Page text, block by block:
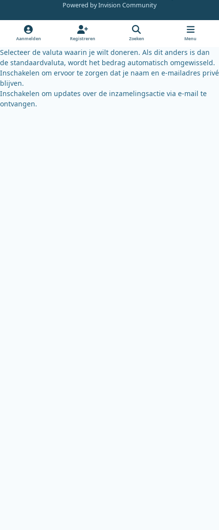
k
k
y
Powered byInvision Community
Aanmelden Registreren Zoeken Menu
Selecteer de valuta waarin je wilt doneren. Als dit anders is dan
de standaardvaluta, wordt het bedrag automatisch omgewisseld.
Inschakelen om ervoor te zorgen dat je naam en e-mailadres privé
blijven.
Inschakelen om updates over de inzamelingsactie via e-mail te
ontvangen.